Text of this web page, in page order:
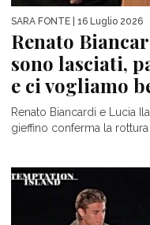
SARA FONTE | 16 Luglio 2026
Renato
sono lasciati,
e ci vogliamo
Renato Biancardi e Lucia
gieffino conferma la rottura